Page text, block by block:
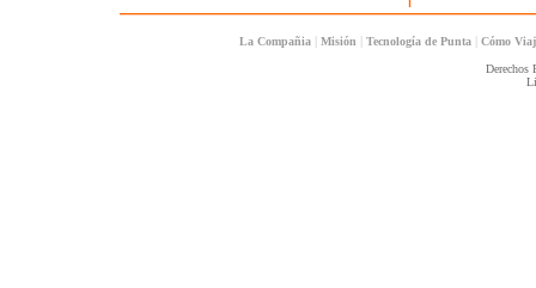
La Compañia | Misión | Tecnología de Punta | Cómo
Derechos